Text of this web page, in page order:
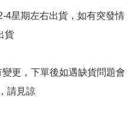
4星期左右出貨，如有突發情
貨
更，下單後如遇缺貨問題會
請見諒